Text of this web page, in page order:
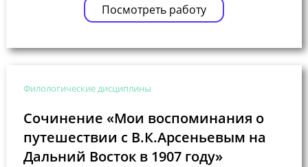
Посмотреть работу
Филологические дисциплины
Сочинение «Мои воспоминания о
путешествии с В.К.Арсеньевым на
Дальний Восток в 1907 году»